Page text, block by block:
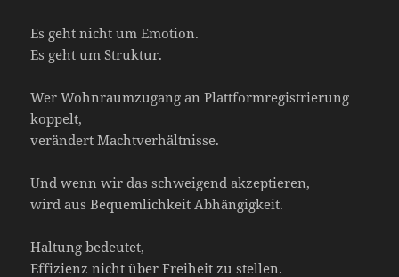
Es geht nicht um Emotion.
Es geht um Struktur.
Wer Wohnraumzugang an Plattformregistrierung
koppelt,
verändert Machtverhältnisse.
Und wenn wir das schweigend akzeptieren,
wird aus Bequemlichkeit Abhängigkeit.
Haltung bedeutet,
Effizienz nicht über Freiheit zu stellen.